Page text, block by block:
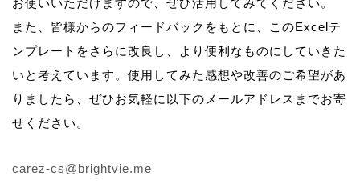
お使いいただけますので、ぜひ活用してみてください。
また、皆様からのフィードバックをもとに、このExcelテ
ンプレートをさらに改良し、より便利なものにしていきた
いと考えています。使用してみた感想や改善のご希望があ
りましたら、ぜひお気軽に以下のメールアドレスまでお寄
せください。
carez-cs@brightvie.me